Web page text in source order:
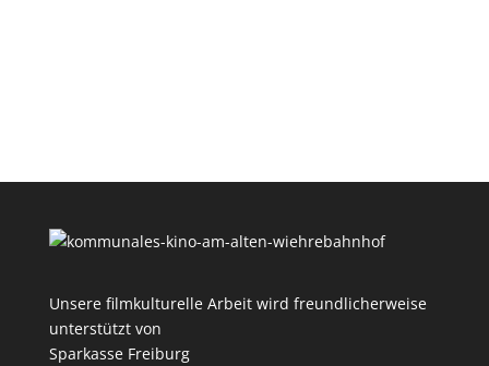
Unsere filmkulturelle Arbeit wird freundlicherweise
unterstützt von
Sparkasse Freiburg